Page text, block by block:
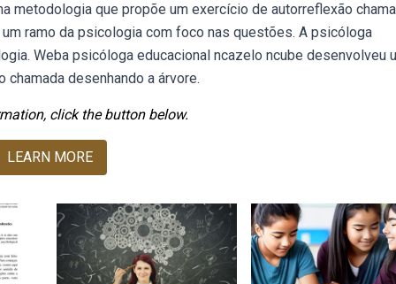
metodologia que propõe um exercício de autorreflexão
ramo da psicologia com foco nas questões. A psicóloga
Weba psicóloga educacional ncazelo ncube desenvolveu
desenhando a árvore.
click the button below.
LEARN MORE